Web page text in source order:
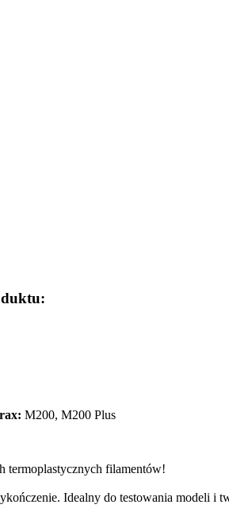
M200, M200 Plus
termoplastycznych filamentów!
Idealny do testowania modeli i